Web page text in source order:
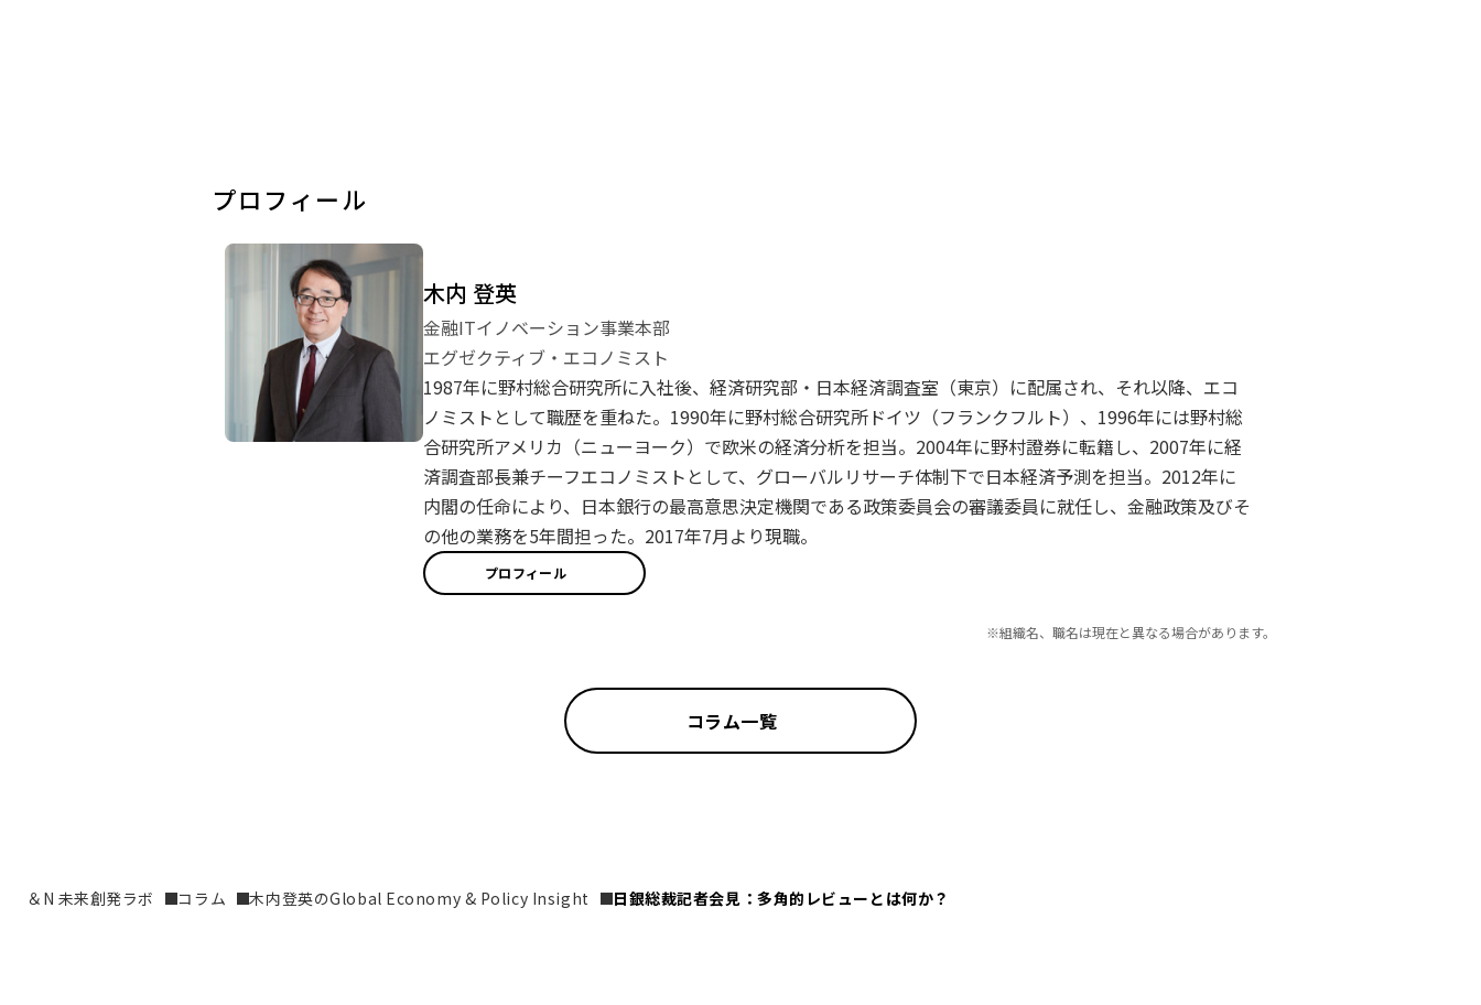
プロフィール
木内 登英
金融ITイノベーション事業本部
エグゼクティブ・エコノミスト
1987年に野村総合研究所に入社後、経済研究部・日本経済調査室（東京）に配属され、それ以降、エコ
ノミストとして職歴を重ねた。1990年に野村総合研究所ドイツ（フランクフルト）、1996年には野村総
合研究所アメリカ（ニューヨーク）で欧米の経済分析を担当。2004年に野村證券に転籍し、2007年に経
済調査部長兼チーフエコノミストとして、グローバルリサーチ体制下で日本経済予測を担当。2012年に
内閣の任命により、日本銀行の最高意思決定機関である政策委員会の審議委員に就任し、金融政策及びそ
の他の業務を5年間担った。2017年7月より現職。
プロフィール
※組織名、職名は現在と異なる場合があります。
コラム一覧
＆N 未来創発ラボ コラム 木内登英のGlobal Economy & Policy Insight 日銀総裁記者会見：多角的レビューとは何か？